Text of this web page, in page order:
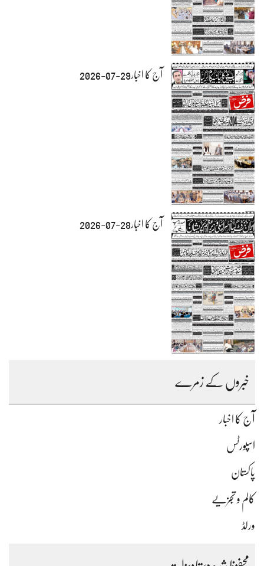
آج کا اخبار29-07-2026
آج کا اخبار28-07-2026
خبروں کے زمرے
آج کا اخبار
اسپورٹس
پاکستان
کالم و تجزیے
ورلڈ